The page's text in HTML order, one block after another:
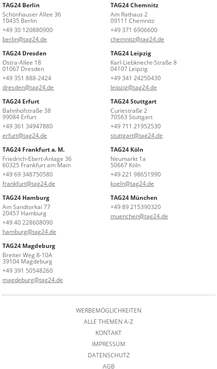
TAG24 Berlin
Schönhauser Allee 36
10435 Berlin
+49 30 120880900
berlin@tag24.de
TAG24 Chemnitz
Am Rathaus 2
09111 Chemnitz
+49 371 6906600
chemnitz@tag24.de
TAG24 Dresden
Ostra-Allee 18
01067 Dresden
+49 351 888-2424
dresden@tag24.de
TAG24 Leipzig
Karl-Liebknecht-Straße 8
04107 Leipzig
+49 341 24250430
leipzig@tag24.de
TAG24 Erfurt
Bahnhofstraße 38
99084 Erfurt
+49 361 34947880
erfurt@tag24.de
TAG24 Stuttgart
Curiestraße 2
70563 Stuttgart
+49 711 21952530
stuttgart@tag24.de
TAG24 Frankfurt a. M.
Friedrich-Ebert-Anlage 36
60325 Frankfurt am Main
+49 69 348750580
frankfurt@tag24.de
TAG24 Köln
Neumarkt 1a
50667 Köln
+49 221 98651990
koeln@tag24.de
TAG24 Hamburg
Am Sandtorkai 77
20457 Hamburg
+49 40 228608090
hamburg@tag24.de
TAG24 München
+49 89 215390320
muenchen@tag24.de
TAG24 Magdeburg
Breiter Weg 8-10A
39104 Magdeburg
+49 391 50548260
magdeburg@tag24.de
WERBEMÖGLICHKEITEN
ALLE THEMEN A-Z
KONTAKT
IMPRESSUM
DATENSCHUTZ
AGB